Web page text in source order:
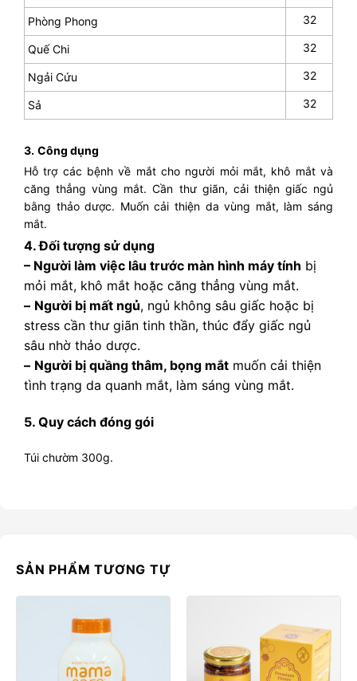
Phòng Phong 32
Quế Chi 32
Ngải Cứu 32
Sả 32
3. Công dụng
Hỗ trợ các bệnh về mắt cho người mỏi mắt, khô mắt và
căng thẳng vùng mắt. Cần thư giãn, cải thiện giấc ngủ
bằng thảo dược. Muốn cải thiện da vùng mắt, làm sáng
mắt.
4.Đối tượng sử dụng
– Người làm việc lâu trước màn hình máy tính bị
mỏi mắt, khô mắt hoặc căng thẳng vùng mắt.
– Người bị mất ngủ, ngủ không sâu giấc hoặc bị
stress cần thư giãn tinh thần, thúc đẩy giấc ngủ
sâu nhờ thảo dược.
– Người bị quầng thâm, bọng mắt muốn cải thiện
tình trạng da quanh mắt, làm sáng vùng mắt.
5. Quy cách đóng gói
Túi chườm 300g.
SẢN PHẨM TƯƠNG TỰ